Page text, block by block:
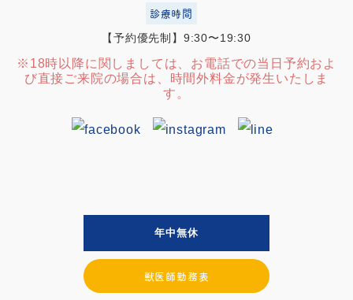
診療時間
【予約優先制】9:30〜19:30
※18時以降に関しましては、お電話での当日予約およ
び直接ご来院の場合は、時間外料金が発生いたしま
す。
年中無休
獣医師勤務表